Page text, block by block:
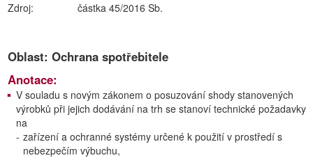
Zdroj:
částka 45/2016 Sb.
Oblast: Ochrana spotřebitele
Anotace:
V souladu s novým zákonem o posuzování shody stanovených
výrobků při jejich dodávání na trh se stanoví technické požadavky
na
- zařízení a ochranné systémy určené k použití v prostředí s
nebezpečím výbuchu,